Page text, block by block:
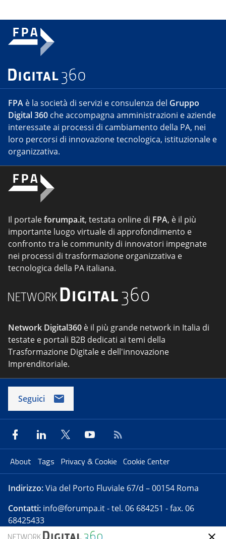
FPA è la società di servizi e consulenza del Gruppo
Digital 360 che accompagna amministrazioni e aziende
interessate ai processi di cambiamento della PA, nei
loro percorsi di innovazione tecnologica, istituzionale e
organizzativa.
Il portaleforumpa.it, testata online di FPA, è il più
importante luogo virtuale di approfondimento e
confronto tra le community di innovatori impegnate
nei processi di trasformazione organizzativa e
tecnologica della PA italiana.
Network Digital360 è il più grande network in Italia di
testate e portali B2B dedicati ai temi della
Trasformazione Digitale e dell'innovazione
Imprenditoriale.
Seguici
About Tags Privacy & Cookie Cookie Center
Indirizzo:Via del Porto Fluviale 67/d – 00154 Roma
Contatti: info@forumpa.it- tel. 06 684251 - fax. 06
68425433